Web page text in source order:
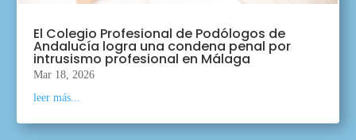
El Colegio Profesional de Podólogos de
Andalucía logra una condena penal por
intrusismo profesional en Málaga
Mar 18, 2026
leer más...